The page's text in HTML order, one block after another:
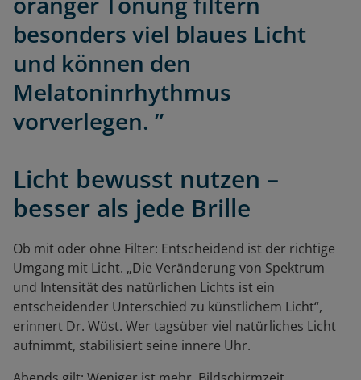
besonders viel blaues Licht
und können den
Melatoninrhythmus
vorverlegen. ”
Licht bewusst nutzen –
besser als jede Brille
Ob mit oder ohne Filter: Entscheidend ist der richtige
Umgang mit Licht. „Die Veränderung von Spektrum
und Intensität des natürlichen Lichts ist ein
entscheidender Unterschied zu künstlichem Licht“,
erinnert Dr. Wüst. Wer tagsüber viel natürliches Licht
aufnimmt, stabilisiert seine innere Uhr.